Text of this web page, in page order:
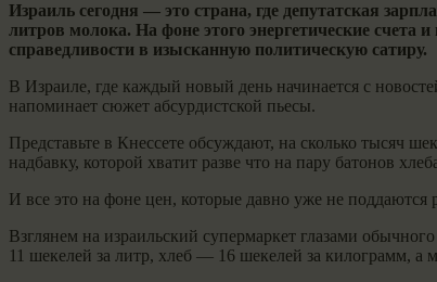
Израиль сегодня — это страна, где депутатская
литров молока. На фоне этого энергетические счета
справедливости в изысканную политическую сатиру.
В Израиле, где каждый новый день начинается с
напоминает сюжет абсурдистской пьесы.
Представьте в Кнессете обсуждают, на сколько тысяч
надбавку, которой хватит разве что на пару батонов
И все это на фоне цен, которые давно уже не
Взглянем на израильский супермаркет глазами
11 шекелей за литр, хлеб — 16 шекелей за килограмм,